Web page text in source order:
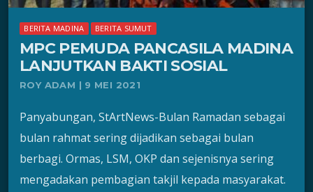
BERITA MADINA BERITA SUMUT
MPC PEMUDA PANCASILA MADINA
LANJUTKAN BAKTI SOSIAL
ROY ADAM | 9 MEI 2021
Panyabungan, StArtNews-Bulan Ramadan sebagai
bulan rahmat sering dijadikan sebagai bulan
berbagi. Ormas, LSM, OKP dan sejenisnya sering
mengadakan pembagian takjil kepada masyarakat.